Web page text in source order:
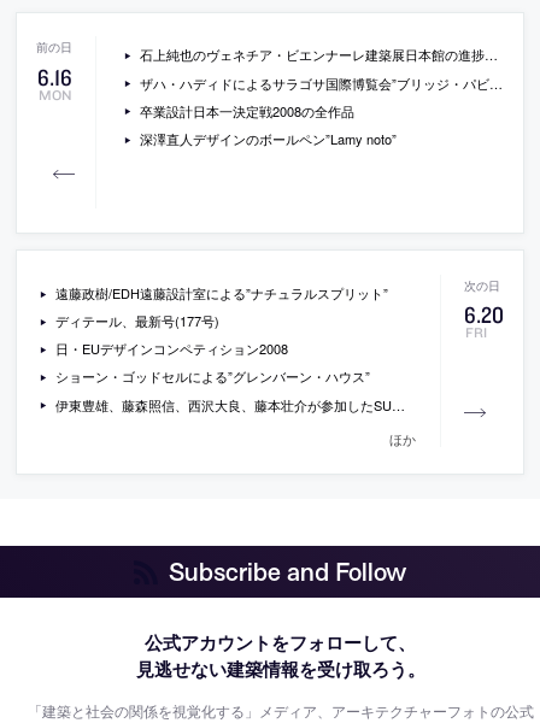
6.16
MON
石上純也のヴェネチア・ビエンナーレ建築展日本館の進捗状況
ザハ・ハディドによるサラゴサ国際博覧会”ブリッジ・パビリオン”
卒業設計日本一決定戦2008の全作品
深澤直人デザインのボールペン”Lamy noto”
6.20
FRI
遠藤政樹/EDH遠藤設計室による”ナチュラルスプリット”
ディテール、最新号(177号)
日・EUデザインコンペティション2008
ショーン・ゴッドセルによる”グレンバーン・ハウス”
伊東豊雄、藤森照信、西沢大良、藤本壮介が参加したSUMIKA projectの座談会の記録
ほか
Subscribe and Follow
公式アカウントをフォローして、
見逃せない建築情報を受け取ろう。
「建築と社会の関係を視覚化する」メディア、アーキテクチャーフォトの公式